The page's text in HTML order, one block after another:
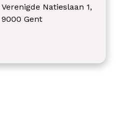
Verenigde Natieslaan 1,
9000 Gent